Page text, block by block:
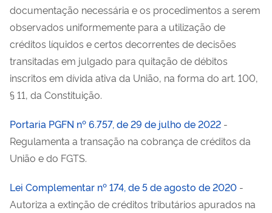
documentação necessária e os procedimentos a serem
observados uniformemente para a utilização de
créditos líquidos e certos decorrentes de decisões
transitadas em julgado para quitação de débitos
inscritos em dívida ativa da União, na forma do art. 100,
§ 11, da Constituição.
Portaria PGFN nº 6.757, de 29 de julho de 2022 -
Regulamenta a transação na cobrança de créditos da
União e do FGTS.
Lei Complementar nº 174, de 5 de agosto de 2020 -
Autoriza a extinção de créditos tributários apurados na